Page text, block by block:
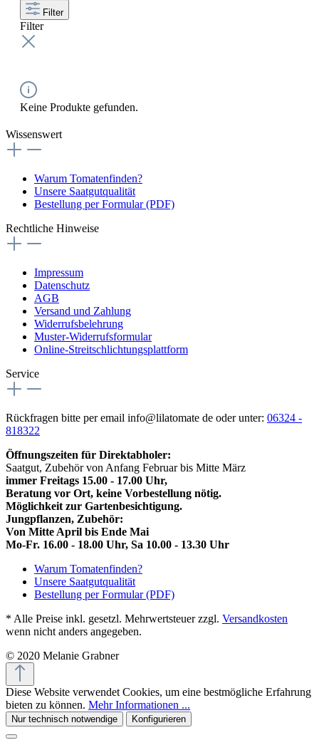
Filter
Filter
Keine Produkte gefunden.
Wissenswert
Warum Tomatenfinden?
Unsere Saatgutqualität
Bestellung per Formular (PDF)
Rechtliche Hinweise
Impressum
Datenschutz
AGB
Versand und Zahlung
Widerrufsbelehrung
Muster-Widerrufsformular
Online-Streitschlichtungsplattform
Service
Rückfragen bitte per email info@lilatomate de oder unter: 06324 -
818322
Öffnungszeiten für Direktabholer:
Saatgut, Zubehör von Anfang Februar bis Mitte März
immer Freitags 15.00 - 17.00 Uhr,
Beratung vor Ort, keine Vorbestellung nötig.
Möglichkeit zur Gartenbesichtigung.
Jungpflanzen, Zubehör:
Von Mitte April bis Ende Mai
Mo-Fr. 16.00 - 18.00 Uhr, Sa 10.00 - 13.30 Uhr
Warum Tomatenfinden?
Unsere Saatgutqualität
Bestellung per Formular (PDF)
* Alle Preise inkl. gesetzl. Mehrwertsteuer zzgl. Versandkosten
wenn nicht anders angegeben.
© 2020 Melanie Grabner
Diese Website verwendet Cookies, um eine bestmögliche Erfahrung
bieten zu können. Mehr Informationen ...
Nur technisch notwendige Konfigurieren